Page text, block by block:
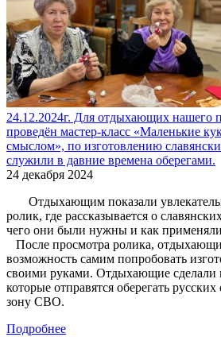
24.12.2024г. Для отдыхающих нашего
проведён мастер-класс «Маленькие
смыслом», по изготовлению
служили в давние времена оберегами.
24 декабря 2024
Отдыхающим показали
ролик, где рассказывается о
чего они были нужны и как
После просмотра ролика,
возможность самим попробовать
своими руками. Отдыхающие сделали
которые отправятся оберегать
зону СВО.
Подробнее